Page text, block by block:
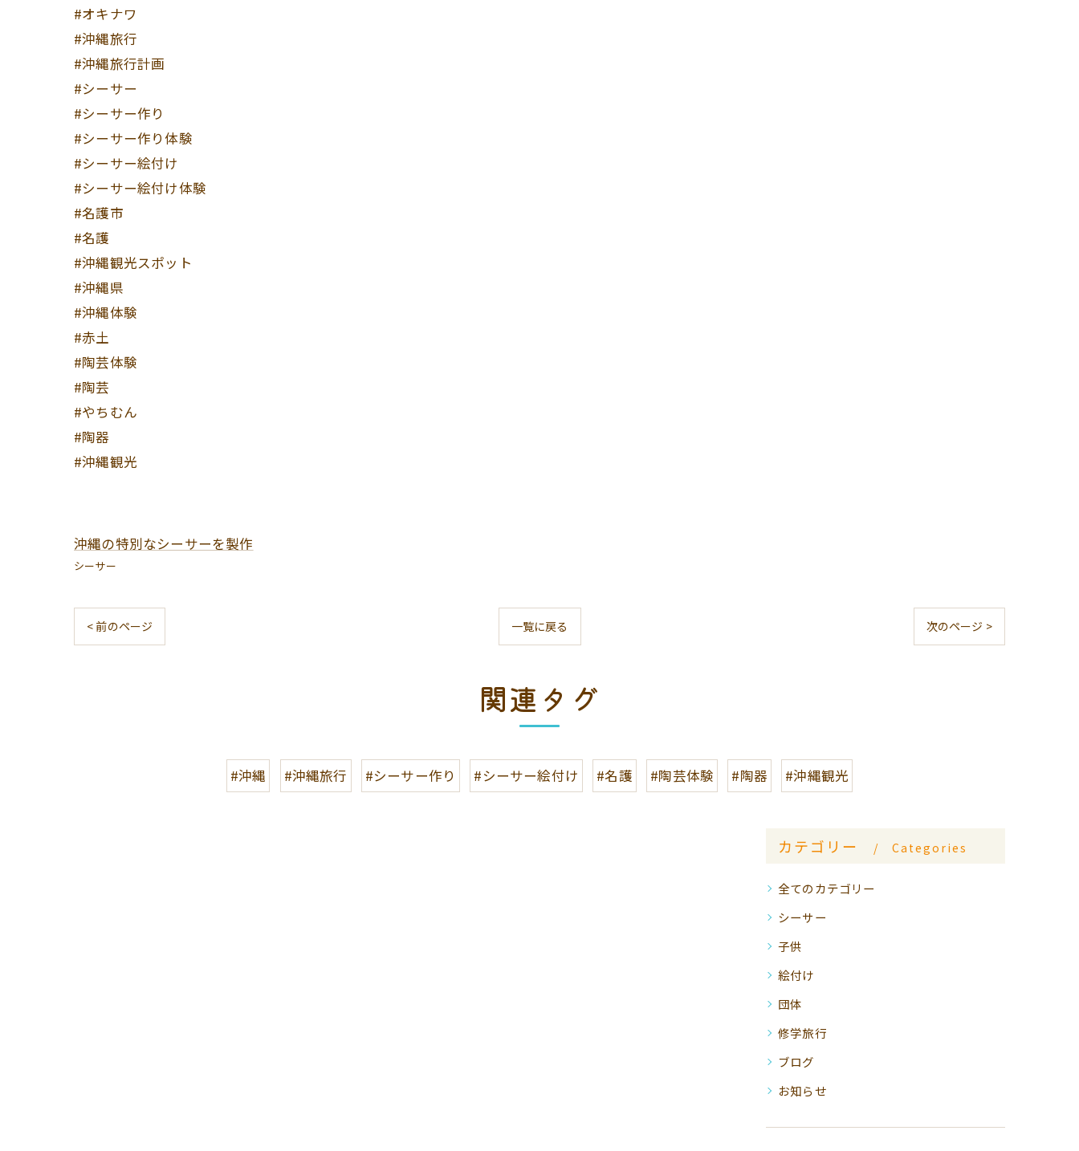
#オキナワ
#沖縄旅行
#沖縄旅行計画
#シーサー
#シーサー作り
#シーサー作り体験
#シーサー絵付け
#シーサー絵付け体験
#名護市
#名護
#沖縄観光スポット
#沖縄県
#沖縄体験
#赤土
#陶芸体験
#陶芸
#やちむん
#陶器
#沖縄観光
沖縄の特別なシーサーを製作
シーサー
< 前のページ 一覧に戻る 次のページ >
関連タグ
#沖縄 #沖縄旅行 #シーサー作り #シーサー絵付け #名護 #陶芸体験 #陶器 #沖縄観光
カテゴリー Categories
全てのカテゴリー
シーサー
子供
絵付け
団体
修学旅行
ブログ
お知らせ